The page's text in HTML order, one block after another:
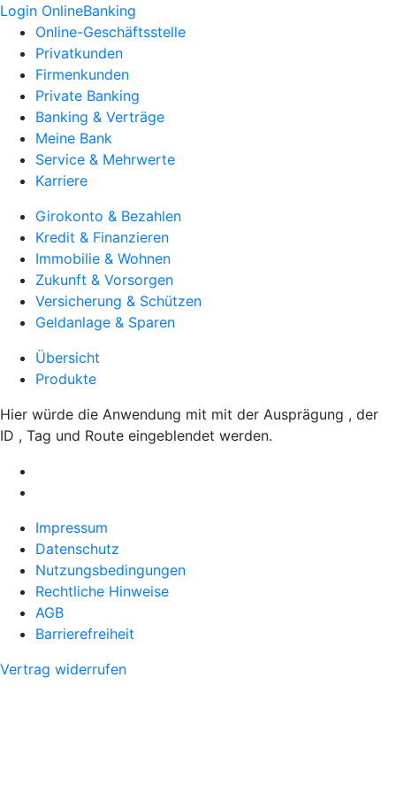
Login OnlineBanking
Online-Geschäftsstelle
Privatkunden
Firmenkunden
Private Banking
Banking & Verträge
Meine Bank
Service & Mehrwerte
Karriere
Girokonto & Bezahlen
Kredit & Finanzieren
Immobilie & Wohnen
Zukunft & Vorsorgen
Versicherung & Schützen
Geldanlage & Sparen
Übersicht
Produkte
Hier würde die Anwendung mit mit der Ausprägung , der
ID , Tag und Route eingeblendet werden.
Impressum
Datenschutz
Nutzungsbedingungen
Rechtliche Hinweise
AGB
Barrierefreiheit
Vertrag widerrufen